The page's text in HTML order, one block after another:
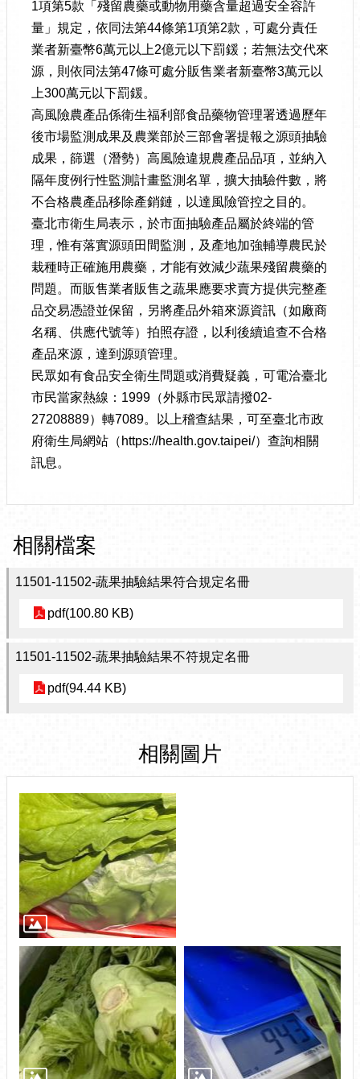
1項第5款「殘留農藥或動物用藥含量超過安全容許
量」規定，依同法第44條第1項第2款，可處分責任
業者新臺幣6萬元以上2億元以下罰鍰；若無法交代來
源，則依同法第47條可處分販售業者新臺幣3萬元以
上300萬元以下罰鍰。
高風險農產品係衛生福利部食品藥物管理署透過歷年
後市場監測成果及農業部於三部會署提報之源頭抽驗
成果，篩選（潛勢）高風險違規農產品品項，並納入
隔年度例行性監測計畫監測名單，擴大抽驗件數，將
不合格農產品移除產銷鏈，以達風險管控之目的。
臺北市衛生局表示，於市面抽驗產品屬於終端的管
理，惟有落實源頭田間監測，及產地加強輔導農民於
栽種時正確施用農藥，才能有效減少蔬果殘留農藥的
問題。而販售業者販售之蔬果應要求賣方提供完整產
品交易憑證並保留，另將產品外箱來源資訊（如廠商
名稱、供應代號等）拍照存證，以利後續追查不合格
產品來源，達到源頭管理。
民眾如有食品安全衛生問題或消費疑義，可電洽臺北
市民當家熱線：1999（外縣市民眾請撥02-
27208889）轉7089。以上稽查結果，可至臺北市政
府衛生局網站（https://health.gov.taipei/）查詢相關
訊息。
相關檔案
11501-11502-蔬果抽驗結果符合規定名冊
pdf(100.80 KB)
11501-11502-蔬果抽驗結果不符規定名冊
pdf(94.44 KB)
相關圖片